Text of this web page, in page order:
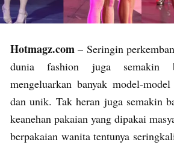
Hotmagz.com – Seringin
dunia fashion juga semakin
mengeluarkan banyak model-
dan unik. Tak heran juga semakin
keanehan pakaian yang dipakai
berpakaian wanita tentunya